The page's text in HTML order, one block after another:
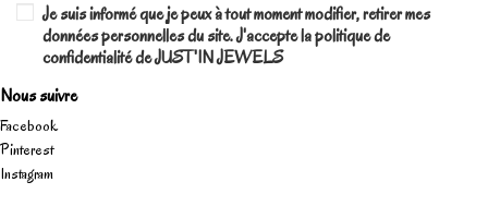
Je suis informé que je peux à tout moment modifier, retirer mes
données personnelles du site. J'accepte la politique de
confidentialité de JUST'IN JEWELS
Nous suivre
Facebook
Pinterest
Instagram